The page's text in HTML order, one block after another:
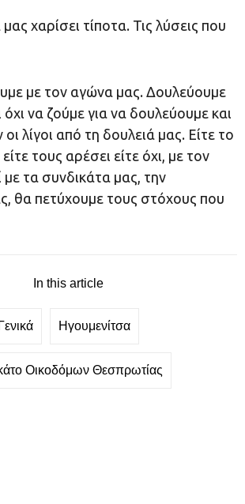
χαρίσει τίποτα. Τις λύσεις που
με τον αγώνα μας. Δουλεύουμε
όχι να ζούμε για να δουλεύουμε και
λίγοι από τη δουλειά μας. Είτε το
τους αρέσει είτε όχι, με τον
τα συνδικάτα μας, την
θα πετύχουμε τους στόχους που
In this article
Γενικά Ηγουμενίτσα
Οικοδόμων Θεσπρωτίας